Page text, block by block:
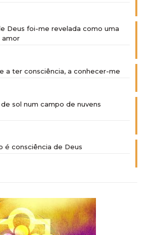
Deus foi-me revelada como uma
amor
a ter consciência, a conhecer-me
sol num campo de nuvens
é consciência de Deus